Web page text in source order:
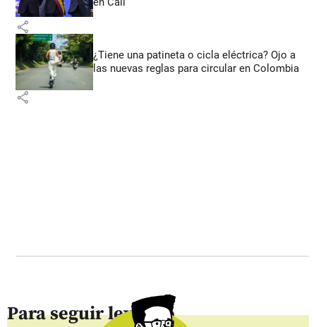
share
¿Tiene una patineta o cicla eléctrica? Ojo a
las nuevas reglas para circular en Colombia
share
Para seguir leyendo